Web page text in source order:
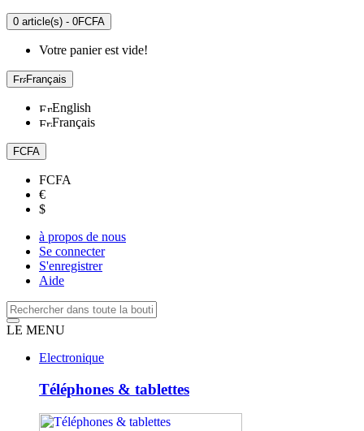
0 article(s) - 0FCFA
Votre panier est vide!
Français
English
Français
FCFA
FCFA
€
$
à propos de nous
Se connecter
S'enregistrer
Aide
LE MENU
Electronique
Téléphones & tablettes